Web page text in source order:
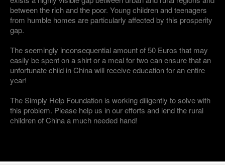
between the rich and the poor. Young children and teenagers
from humble homes are particularly affected by this prosperity
gap.
The seemingly inconsequential amount of 50 Euros that may
easily be spent on a shirt or a meal for two can ensure that an
unfortunate child in China will receive education for an entire
year!
The Simply Help Foundation is working diligently to solve with
this problem. Please help us in our efforts and lend the rural
children of China a much needed hand!